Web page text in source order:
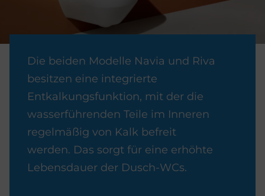
Die beiden Modelle Navia und Riva
besitzen eine integrierte
Entkalkungsfunktion, mit der die
wasserführenden Teile im Inneren
regelmäßig von Kalk befreit
werden. Das sorgt für eine erhöhte
Lebensdauer der Dusch-WCs.